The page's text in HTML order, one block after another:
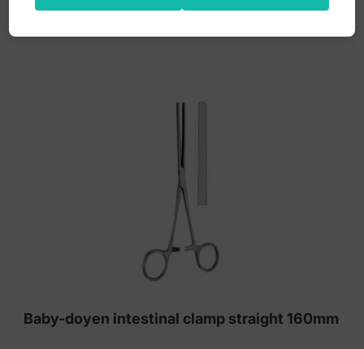
Baby-doyen intestinal clamp straight 160mm